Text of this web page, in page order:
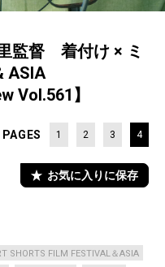
監督 着付け × ミ
ASIA
Vol.561】
PAGES 1 2 3 4
お気に入りに保存
SHORTS FILM FESTIVAL＆ASIA